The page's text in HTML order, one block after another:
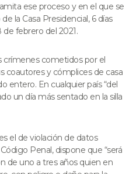
ese proceso y en el que se
la Casa Presidencial, 6 días
febrero del 2021.
crímenes cometidos por el
coautores y cómplices de casa
entero. En cualquier país “del
un día más sentado en la silla
el de violación de datos
Penal, dispone que “será
de uno a tres años quien en